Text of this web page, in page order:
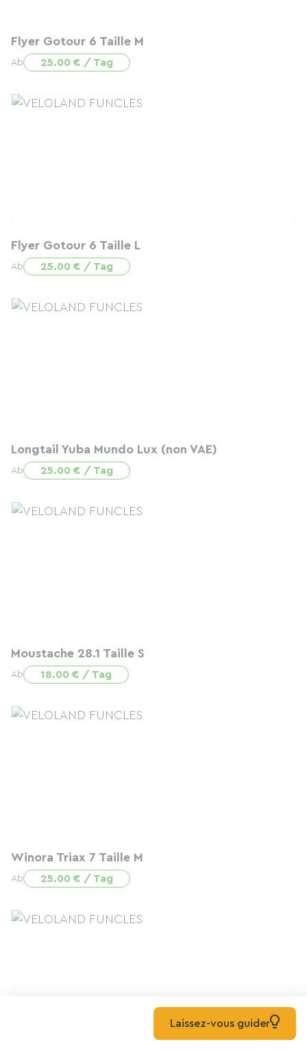
Flyer Gotour 6 Taille M
Ab 25.00 € / Tag
Flyer Gotour 6 Taille L
Ab 25.00 € / Tag
Longtail Yuba Mundo Lux (non VAE)
Ab 25.00 € / Tag
Moustache 28.1 Taille S
Ab 18.00 € / Tag
Winora Triax 7 Taille M
Ab 25.00 € / Tag
Laissez-vous guider